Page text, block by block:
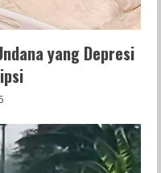
yang Depresi